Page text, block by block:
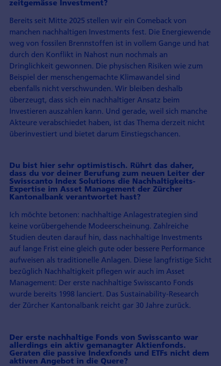
zeitgemässe Investment?
Bereits seit Mitte 2025 stellen wir ein Comeback von
manchen nachhaltigen Investments fest. Die Energiewende
weg von fossilen Brennstoffen ist in vollem Gange und hat
durch den Konflikt in Nahost nun nochmals an
Dringlichkeit gewonnen. Die physischen Risiken wie zum
Beispiel der menschengemachte Klimawandel sind
ebenfalls nicht verschwunden. Wir bleiben deshalb
überzeugt, dass sich ein nachhaltiger Ansatz beim
Investieren auszahlen kann. Und gerade, weil sich manche
Akteure verabschiedet haben, ist das Thema derzeit nicht
überinvestiert und bietet darum Einstiegschancen.
Du bist hier sehr optimistisch. Rührt das daher,
dass du vor deiner Berufung zum neuen Leiter der
Swisscanto Index Solutions die Nachhaltigkeits-
Expertise im Asset Management der Zürcher
Kantonalbank verantwortet hast?
Ich möchte betonen: nachhaltige Anlagestrategien sind
keine vorübergehende Modeerscheinung. Zahlreiche
Studien deuten darauf hin, dass nachhaltige Investments
auf lange Frist eine gleich gute oder bessere Performance
aufweisen als traditionelle Anlagen. Diese langfristige Sicht
bezüglich Nachhaltigkeit pflegen wir auch im Asset
Management: Der erste nachhaltige Swisscanto Fonds
wurde bereits 1998 lanciert. Das Sustainability-Research
der Zürcher Kantonalbank reicht gar 30 Jahre zurück.
Der erste nachhaltige Fonds von Swisscanto war
allerdings ein aktiv gemanagter Aktienfonds.
Geraten die passive Indexfonds und ETFs nicht dem
aktiven Angebot in die Quere?